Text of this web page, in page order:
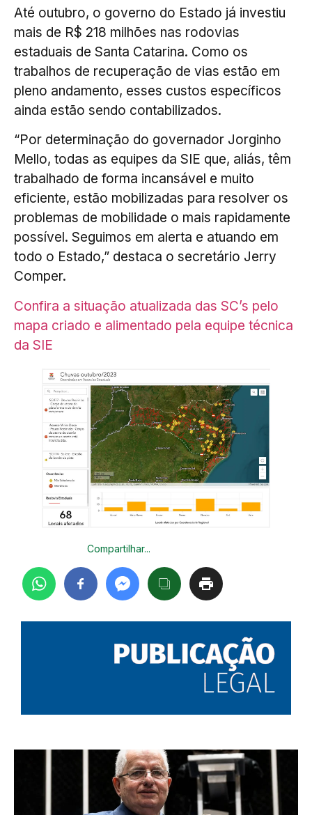
Até outubro, o governo do Estado já investiu
mais de R$ 218 milhões nas rodovias
estaduais de Santa Catarina. Como os
trabalhos de recuperação de vias estão em
pleno andamento, esses custos específicos
ainda estão sendo contabilizados.
“Por determinação do governador Jorginho
Mello, todas as equipes da SIE que, aliás, têm
trabalhado de forma incansável e muito
eficiente, estão mobilizadas para resolver os
problemas de mobilidade o mais rapidamente
possível. Seguimos em alerta e atuando em
todo o Estado,” destaca o secretário Jerry
Comper.
Confira a situação atualizada das SC’s pelo
mapa criado e alimentado pela equipe técnica
da SIE
Compartilhar...